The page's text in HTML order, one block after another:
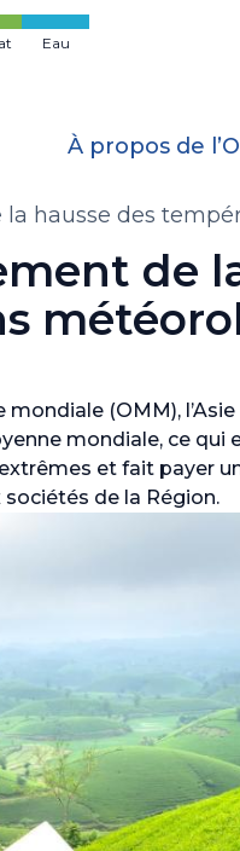
Eau
À propos de
la hausse des
de
(OMM),
mondiale, ce qui
et fait payer
de la Région.